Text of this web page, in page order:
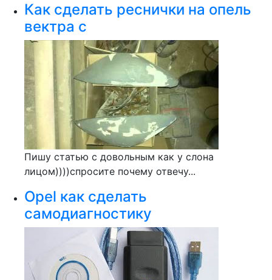
Как сделать реснички на опель
вектра с
Пишу статью с довольным как у слона
лицом))))спросите почему отвечу...
Opel как сделать
самодиагностику